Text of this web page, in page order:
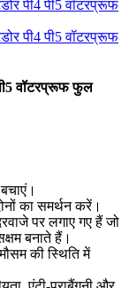
वॉटरप्रूफ फुल
का समर्थन करें।
पर लगाए गए हैं जो
बनाते हैं।
की स्थिति में